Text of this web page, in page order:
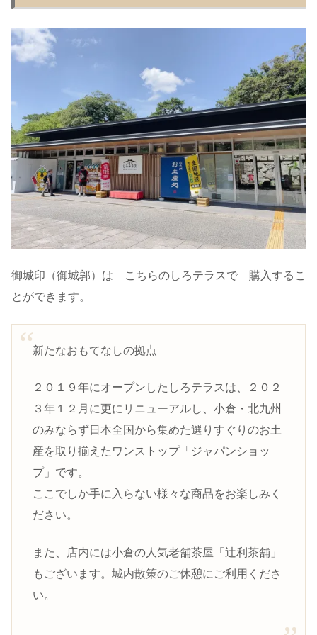
御城印（御城郭）は こちらのしろテラスで 購入するこ
とができます。
新たなおもてなしの拠点
２０１９年にオープンしたしろテラスは、２０２
３年１２月に更にリニューアルし、小倉・北九州
のみならず日本全国から集めた選りすぐりのお土
産を取り揃えたワンストップ「ジャパンショッ
プ」です。
ここでしか手に入らない様々な商品をお楽しみく
ださい。
また、店内には小倉の人気老舗茶屋「辻利茶舗」
もございます。城内散策のご休憩にご利用くださ
い。